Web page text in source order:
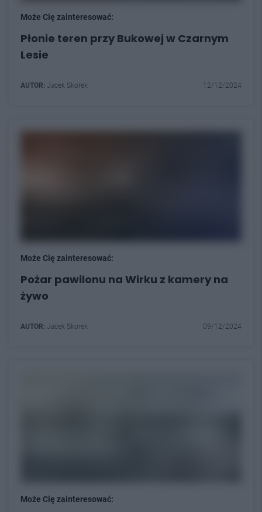
Może Cię zainteresować:
Płonie teren przy Bukowej w Czarnym
Lesie
AUTOR: Jacek Skorek 12/12/2024
Może Cię zainteresować:
Pożar pawilonu na Wirku z kamery na
żywo
AUTOR: Jacek Skorek 09/12/2024
Może Cię zainteresować: